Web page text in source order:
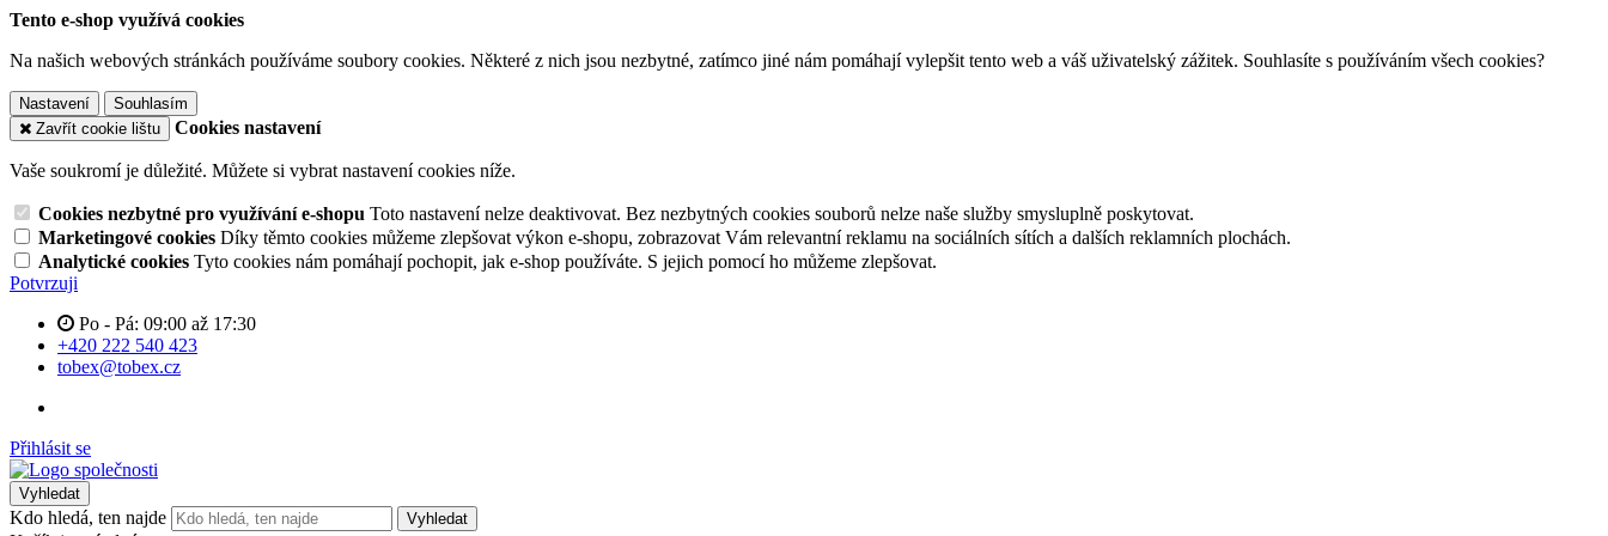
Tento e-shop využívá cookies
Na našich webových stránkách používáme soubory cookies. Některé z nich jsou nezbytné, zatímco jiné nám pomáhají vylepšit tento web a váš uživatelský zážitek. Souhlasíte s používáním všech cookies?
Nastavení
Souhlasím
Zavřít cookie lištu
Cookies nastavení
Vaše soukromí je důležité. Můžete si vybrat nastavení cookies níže.
Cookies nezbytné pro využívání e-shopu Toto nastavení nelze deaktivovat. Bez nezbytných cookies souborů nelze naše služby smysluplně poskytovat.
Marketingové cookies Díky těmto cookies můžeme zlepšovat výkon e-shopu, zobrazovat Vám relevantní reklamu na sociálních sítích a dalších reklamních plochách.
Analytické cookies Tyto cookies nám pomáhají pochopit, jak e-shop používáte. S jejich pomocí ho můžeme zlepšovat.
Potvrzuji
Po - Pá: 09:00 až 17:30
+420 222 540 423
tobex@tobex.cz
Přihlásit se
Vyhledat
Kdo hledá, ten najde Vyhledat